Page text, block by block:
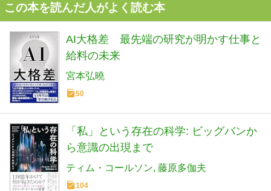
この本を読んだ人がよく読む本
AI大格差 最先端の研究が明かす仕事と
給料の未来
宮本弘曉
50
「私」という存在の科学: ビッグバンか
ら意識の出現まで
ティム・コールソン 藤原多伽夫
104